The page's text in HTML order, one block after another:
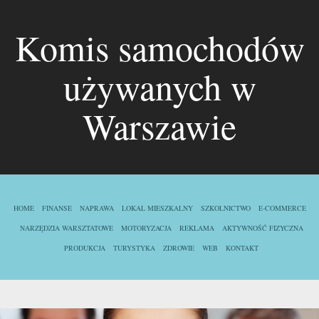
Komis samochodów
używanych w
Warszawie
HOME FINANSE NAPRAWA LOKAL MIESZKALNY SZKOLNICTWO
E-COMMERCE
NARZĘDZIA WARSZTATOWE
MOTORYZACJA REKLAMA
AKTYWNOŚĆ FIZYCZNA
PRODUKCJA
TURYSTYKA ZDROWIE WEB KONTAKT